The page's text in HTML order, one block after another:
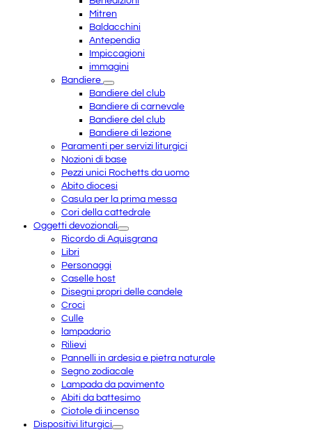
Mitren
Baldacchini
Antependia
Impiccagioni
immagini
Bandiere
Bandiere del club
Bandiere di carnevale
Bandiere del club
Bandiere di lezione
Paramenti per servizi liturgici
Nozioni di base
Pezzi unici Rochetts da uomo
Abito diocesi
Casula per la prima messa
Cori della cattedrale
Oggetti devozionali
Ricordo di Aquisgrana
Libri
Personaggi
Caselle host
Disegni propri delle candele
Croci
Culle
lampadario
Rilievi
Pannelli in ardesia e pietra naturale
Segno zodiacale
Lampada da pavimento
Abiti da battesimo
Ciotole di incenso
Dispositivi liturgici